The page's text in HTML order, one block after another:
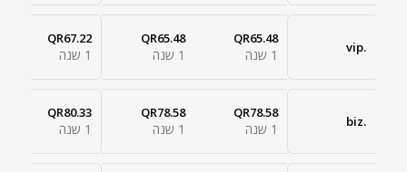
.vip
QR65.48
1 שנה
QR65.48
1 שנה
QR67.22
1 שנה
.biz
QR78.58
1 שנה
QR78.58
1 שנה
QR80.33
1 שנה